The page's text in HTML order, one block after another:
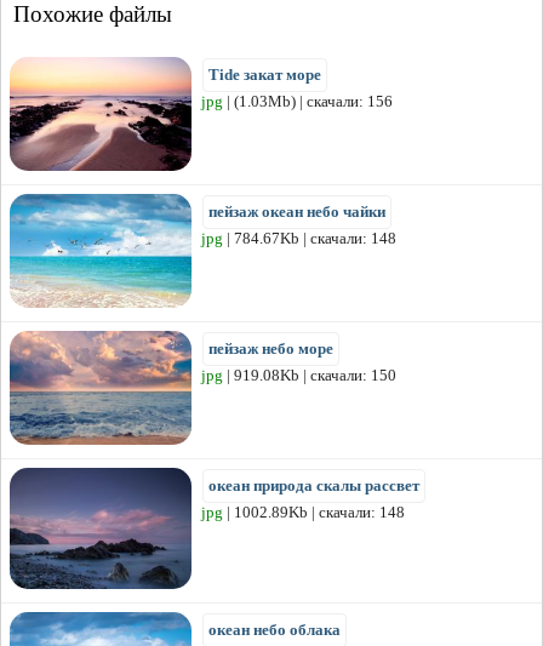
Похожие файлы
Tide закат море
jpg | (1.03Mb) | скачали: 156
пейзаж океан небо чайки
jpg | 784.67Kb | скачали: 148
пейзаж небо море
jpg | 919.08Kb | скачали: 150
океан природа скалы рассвет
jpg | 1002.89Kb | скачали: 148
океан небо облака